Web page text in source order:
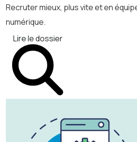
Recruter mieux, plus vite et en
numérique.
Lire le dossier